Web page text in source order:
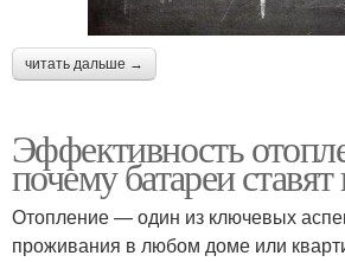
читать дальше →
Эффективность
почему батареи
Отопление — один из ключевых
проживания в любом доме или